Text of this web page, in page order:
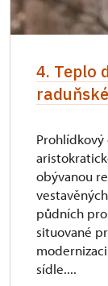
4. Teplo
obývanou
půdních
situované
sídle....